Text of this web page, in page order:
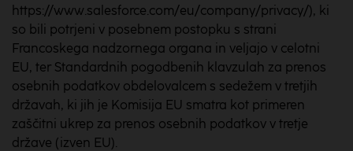
https://www.salesforce.com/eu/company/privacy/), ki
so bili potrjeni v posebnem postopku s strani
Francoskega nadzornega organa in veljajo v celotni
EU, ter Standardnih pogodbenih klavzulah za prenos
osebnih podatkov obdelovalcem s sedežem v tretjih
državah, ki jih je Komisija EU smatra kot primeren
zaščitni ukrep za prenos osebnih podatkov v tretje
države (izven EU).